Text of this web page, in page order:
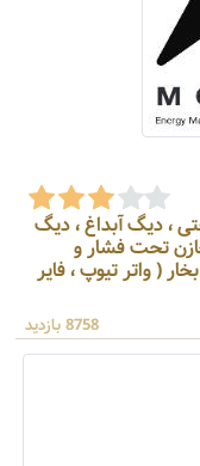
، دیگ آبداغ ، دیگ
تحت فشار و
تمام اتوماتیک. 2- دیگ بخار ( واتر تیوپ ، فایر
8758 بازدید